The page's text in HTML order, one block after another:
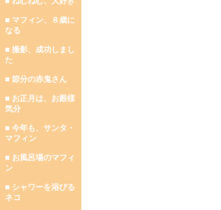
■ マフィン、８歳に
なる
■ 撮影、成功しまし
た
■ 節分の赤鬼さん
■ お正月は、お殿様
気分
■ 今年も、サンタ・
マフィン
■ お風呂場のマフィ
ン
■ シャワーを浴びる
ネコ